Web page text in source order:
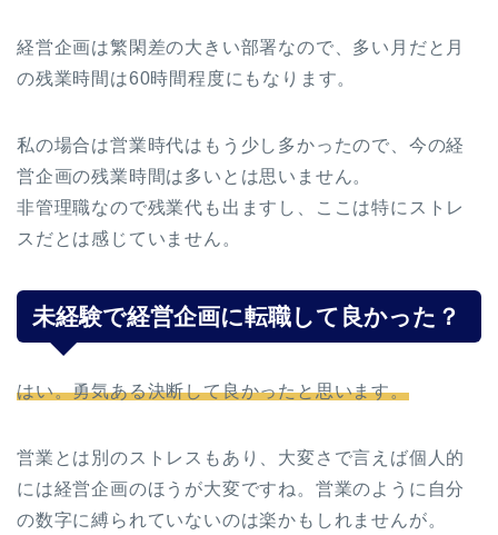
経営企画は繁閑差の大きい部署なので、多い月だと月
の残業時間は60時間程度にもなります。
私の場合は営業時代はもう少し多かったので、今の経
営企画の残業時間は多いとは思いません。
非管理職なので残業代も出ますし、ここは特にストレ
スだとは感じていません。
未経験で経営企画に転職して良かった？
はい。勇気ある決断して良かったと思います。
営業とは別のストレスもあり、大変さで言えば個人的
には経営企画のほうが大変ですね。営業のように自分
の数字に縛られていないのは楽かもしれませんが。